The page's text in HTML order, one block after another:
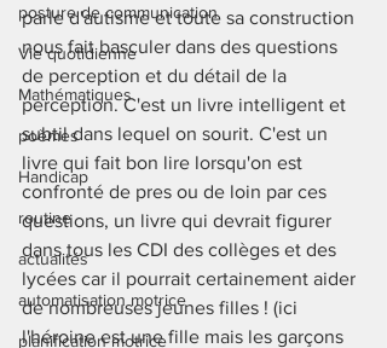
posture de communication
Vie quotidienne
Mathématiques
poèmes
Handicap
routine
actualités
automatisation motrice
planification motrice
parle d'autisme et toute sa construction
nous fait basculer dans des questions
de perception et du détail de la
perception. C'est un livre intelligent et
subtil dans lequel on sourit. C'est un
livre qui fait bon lire lorsqu'on est
confronté de pres ou de loin par ces
questions, un livre qui devrait figurer
dans tous les CDI des collèges et des
lycées car il pourrait certainement aider
de nombreuses jeunes filles ! (ici
l'héroine est une fille mais les garçons